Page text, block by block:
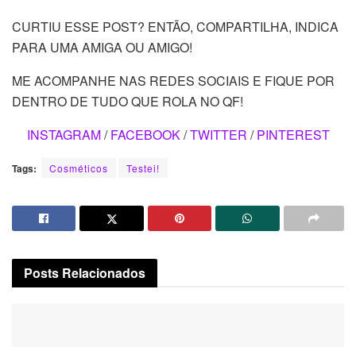
CURTIU ESSE POST? ENTÃO, COMPARTILHA, INDICA
PARA UMA AMIGA OU AMIGO!
ME ACOMPANHE NAS REDES SOCIAIS E FIQUE POR
DENTRO DE TUDO QUE ROLA NO QF!
INSTAGRAM/FACEBOOK/TWITTER /PINTEREST
Tags: Cosméticos Testei!
Posts Relacionados